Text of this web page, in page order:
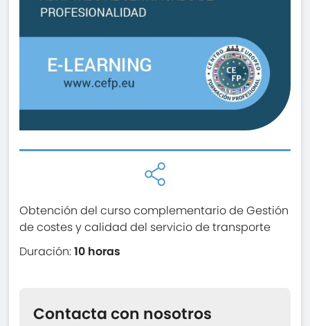
Obtención del curso complementario de Gestión
de costes y calidad del servicio de transporte
Duración:10 horas
Contacta con nosotros